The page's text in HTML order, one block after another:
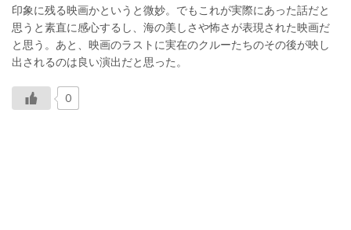
印象に残る映画かというと微妙。でもこれが実際にあった話だと
思うと素直に感心するし、海の美しさや怖さが表現された映画だ
と思う。あと、映画のラストに実在のクルーたちのその後が映し
出されるのは良い演出だと思った。
0